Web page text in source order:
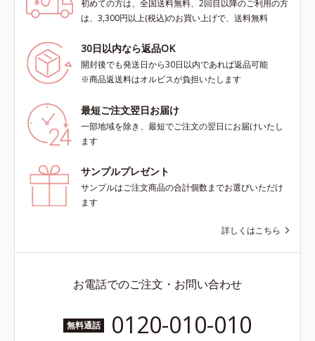
初めての方は、全国送料無料、2回目以降のご利用の方
は、3,300円以上(税込)のお買い上げで、送料無料
30日以内なら返品OK
開封後でも発送日から30日以内であれば返品可能
※商品返送料はオルビスが負担いたします
最短ご注文翌日お届け
一部地域を除き、最短でご注文の翌日にお届けいたし
ます
サンプルプレゼント
サンプルはご注文商品の合計個数までお選びいただけ
ます
詳しくはこちら
お電話でのご注文・お問い合わせ
無料通話 0120-010-010